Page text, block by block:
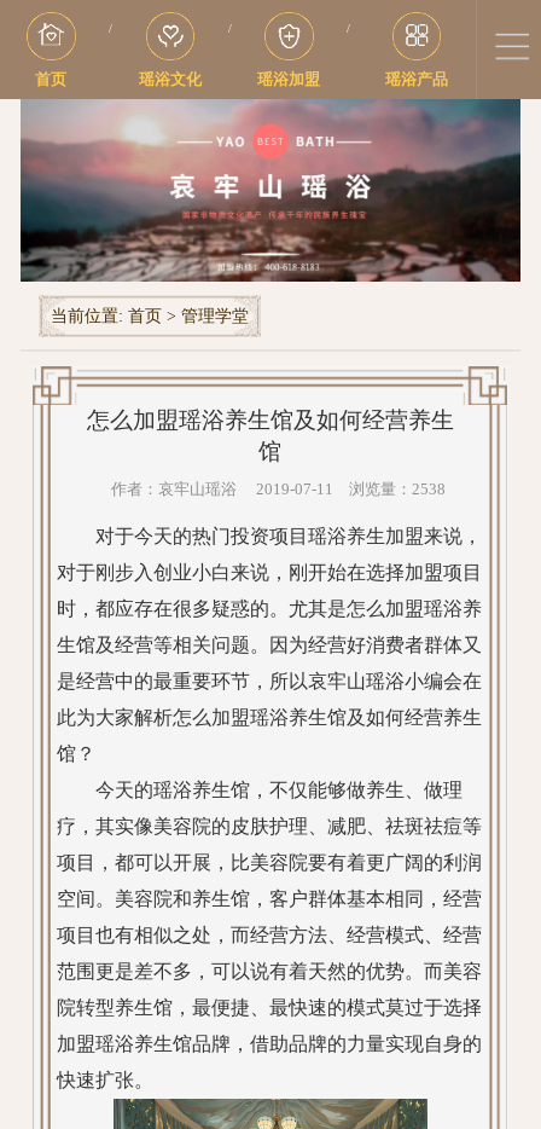
首页
/
瑶浴文化
/
瑶浴加盟
/
瑶浴产品
当前位置: 首页 > 管理学堂
怎么加盟瑶浴养生馆及如何经营养生
馆
作者：哀牢山瑶浴 2019-07-11 浏览量：2538
对于今天的热门投资项目瑶浴养生加盟来说，
对于刚步入创业小白来说，刚开始在选择加盟项目
时，都应存在很多疑惑的。尤其是怎么加盟瑶浴养
生馆及经营等相关问题。因为经营好消费者群体又
是经营中的最重要环节，所以哀牢山瑶浴小编会在
此为大家解析怎么加盟瑶浴养生馆及如何经营养生
馆？
今天的瑶浴养生馆，不仅能够做养生、做理
疗，其实像美容院的皮肤护理、减肥、祛斑祛痘等
项目，都可以开展，比美容院要有着更广阔的利润
空间。美容院和养生馆，客户群体基本相同，经营
项目也有相似之处，而经营方法、经营模式、经营
范围更是差不多，可以说有着天然的优势。而美容
院转型养生馆，最便捷、最快速的模式莫过于选择
加盟瑶浴养生馆品牌，借助品牌的力量实现自身的
快速扩张。